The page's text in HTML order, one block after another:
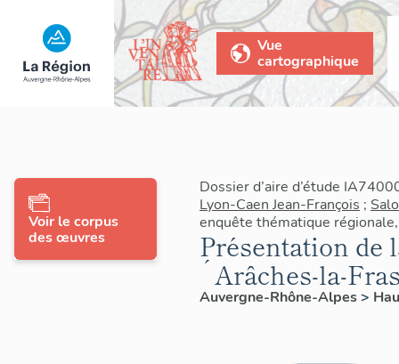
Vue
cartographique
Dossier d’aire d’étude
Lyon-Caen Jean-François ;
enquête thématique
Présentation de
´Arâches-la-
Auvergne-Rhône-Alpes>
Voir le corpus
des œuvres